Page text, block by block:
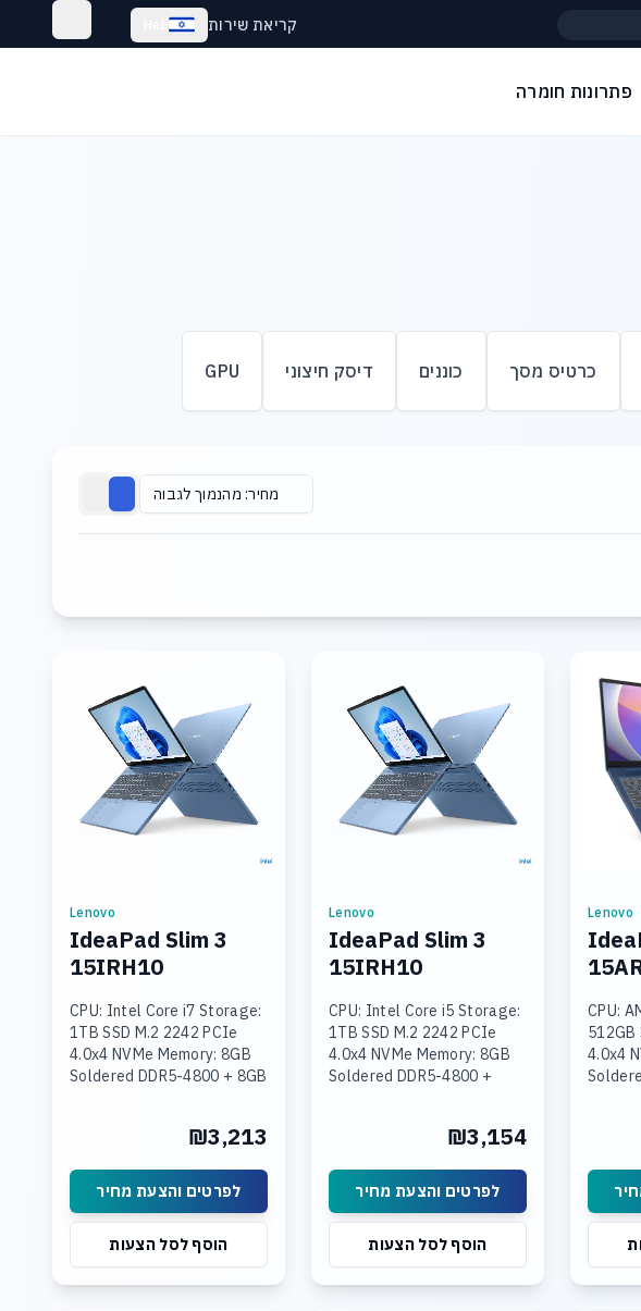
קריאת שירות
פתרונות חומרה
כרטיס מסך כוננים דיסק חיצוני GPU
מחיר: מהנמוך לגבוה
Lenovo
CPU:
512GB
4.0x4
Lenovo
IdeaPad Slim 3
15IRH10
CPU: Intel Core i5 Storage:
1TB SSD M.2 2242 PCIe
4.0x4 NVMe Memory: 8GB
Soldered DDR5-4800 +
UHD Graphics Display: 15.3
₪3,154
לפרטים והצעת מחיר
הוסף לסל הצעות
Lenovo
IdeaPad Slim 3
15IRH10
CPU: Intel Core i7 Storage:
1TB SSD M.2 2242 PCIe
4.0x4 NVMe Memory: 8GB
Soldered DDR5-4800 + 8GB
UHD Graphics Display: 15.3
₪3,213
לפרטים והצעת מחיר
הוסף לסל הצעות